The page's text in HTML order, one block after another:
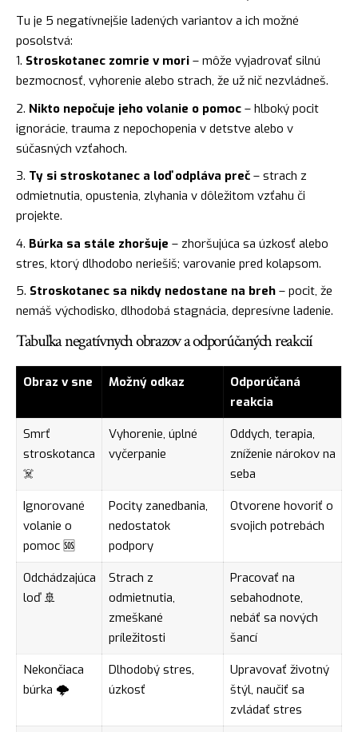
Tu je 5 negatívnejšie ladených variantov a ich možné
posolstvá:
Stroskotanec zomrie v mori – môže vyjadrovať silnú
bezmocnosť, vyhorenie alebo strach, že už nič nezvládneš.
Nikto nepočuje jeho volanie o pomoc – hlboký pocit
ignorácie, trauma z nepochopenia v detstve alebo v
súčasných vzťahoch.
Ty si stroskotanec a loď odpláva preč – strach z
odmietnutia, opustenia, zlyhania v dôležitom vzťahu či
projekte.
Búrka sa stále zhoršuje – zhoršujúca sa úzkosť alebo
stres, ktorý dlhodobo neriešiš; varovanie pred kolapsom.
Stroskotanec sa nikdy nedostane na breh – pocit, že
nemáš východisko, dlhodobá stagnácia, depresívne ladenie.
Tabuľka negatívnych obrazov a odporúčaných reakcií
Obraz v sne Možný odkaz
Odporúčaná
reakcia
Smrť
stroskotanca
☠️
Vyhorenie, úplné
vyčerpanie
Oddych, terapia,
zníženie nárokov na
seba
Ignorované
volanie o
pomoc 🆘
Pocity zanedbania,
nedostatok
podpory
Otvorene hovoriť o
svojich potrebách
Odchádzajúca
loď 🚢
Strach z
odmietnutia,
zmeškané
príležitosti
Pracovať na
sebahodnote,
nebáť sa nových
šancí
Nekončiaca
búrka 🌩️
Dlhodobý stres,
úzkosť
Upravovať životný
štýl, naučiť sa
zvládať stres